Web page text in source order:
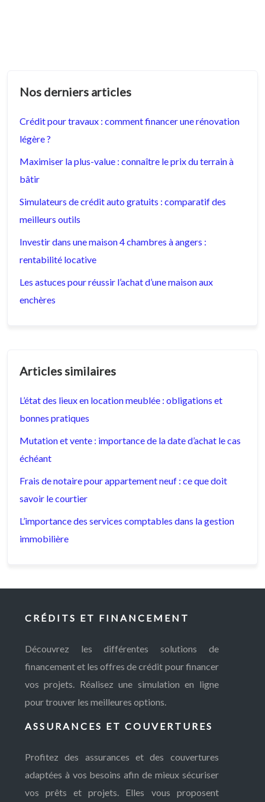
Nos derniers articles
Crédit pour travaux : comment financer une rénovation
légère ?
Maximiser la plus-value : connaître le prix du terrain à
bâtir
Simulateurs de crédit auto gratuits : comparatif des
meilleurs outils
Investir dans une maison 4 chambres à angers :
rentabilité locative
Les astuces pour réussir l’achat d’une maison aux
enchères
Articles similaires
L’état des lieux en location meublée : obligations et
bonnes pratiques
Mutation et vente : importance de la date d’achat le cas
échéant
Frais de notaire pour appartement neuf : ce que doit
savoir le courtier
L’importance des services comptables dans la gestion
immobilière
CRÉDITS ET FINANCEMENT
Découvrez les différentes solutions de
financement et les offres de crédit pour financer
vos projets. Réalisez une simulation en ligne
pour trouver les meilleures options.
ASSURANCES ET COUVERTURES
Profitez des assurances et des couvertures
adaptées à vos besoins afin de mieux sécuriser
vos prêts et projets. Elles vous proposent